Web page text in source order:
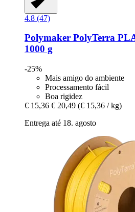
4.8 (47)
Polymaker PolyTerra
1000 g
-25%
Mais amigo do ambiente
Processamento fácil
Boa rigidez
€ 15,36 € 20,49 (€ 15,36 / kg)
Entrega até 18. agosto